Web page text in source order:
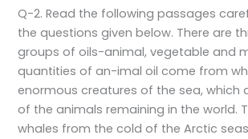
Q-2. Read the following passages
the questions given below. There are
groups of oils-animal, vegetable and
quantities of an-imal oil come from
enormous creatures of the sea, which
of the animals remaining in the world.
whales from the cold of the Arctic